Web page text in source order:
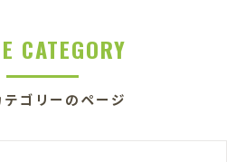
テゴリーのページ
CATEGORY